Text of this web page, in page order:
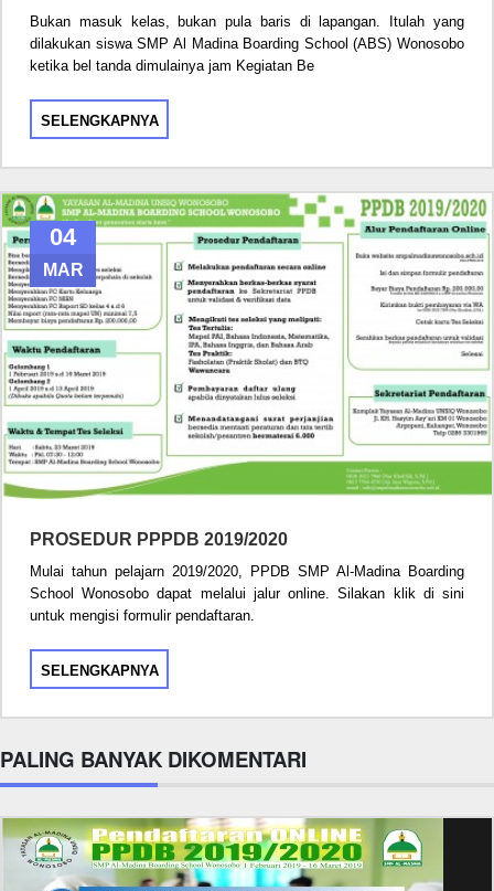
Bukan masuk kelas, bukan pula baris di lapangan. Itulah yang
dilakukan siswa SMP Al Madina Boarding School (ABS) Wonosobo
ketika bel tanda dimulainya jam Kegiatan Be
SELENGKAPNYA
04
MAR
PROSEDUR PPPDB 2019/2020
Mulai tahun pelajarn 2019/2020, PPDB SMP Al-Madina Boarding
School Wonosobo dapat melalui jalur online. Silakan klik di sini
untuk mengisi formulir pendaftaran.
SELENGKAPNYA
PALING BANYAK DIKOMENTARI